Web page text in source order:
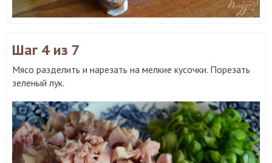
Шаг 4 из 7
Мясо разделить и нарезать на мелкие кусочки. Порезать
зеленый лук.